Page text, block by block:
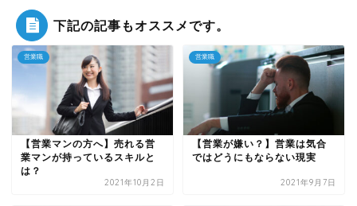
下記の記事もオススメです。
営業職
【営業マンの方へ】売れる営
業マンが持っているスキルと
は？
2021年10月2日
営業職
【営業が嫌い？】営業は気合
ではどうにもならない現実
2021年9月7日